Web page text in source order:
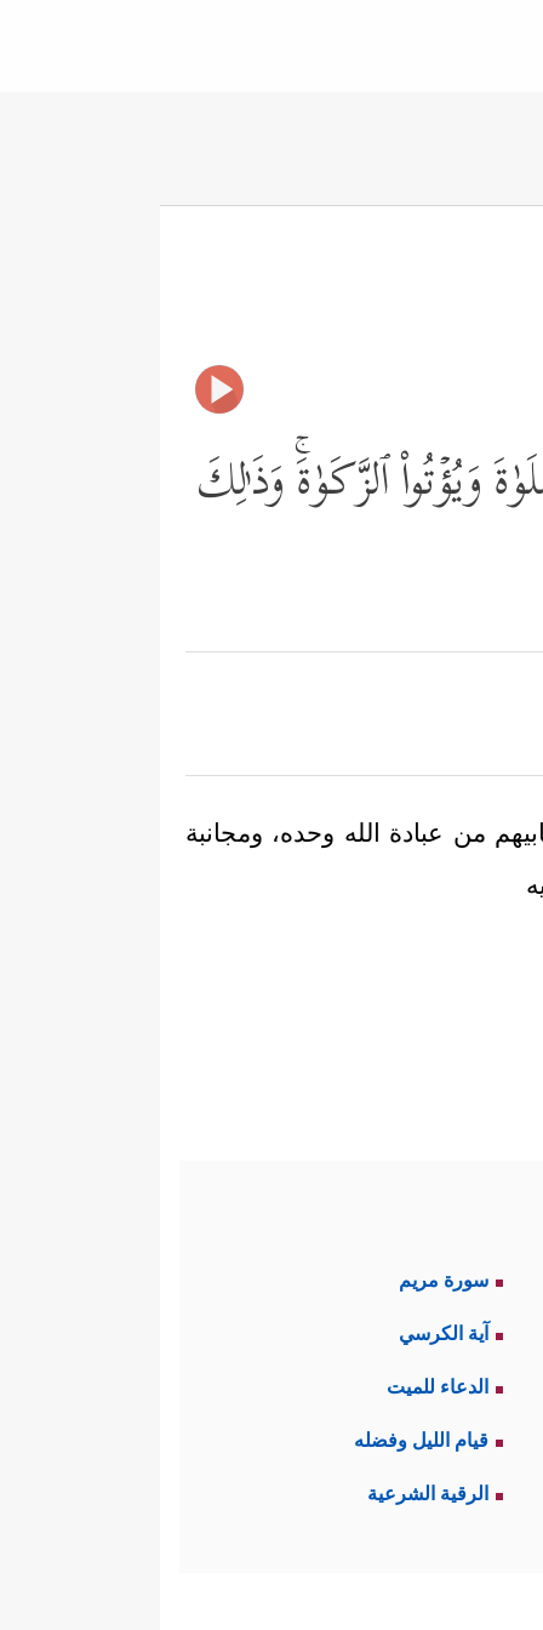
وَیُؤۡتُواْ ٱلزَّكَوٰةَۚ وَذَ ٰ⁠لِكَ
من عبادة الله وحده، ومجانبة
سورة مريم
آية الكرسي
الدعاء للميت
قيام الليل وفضله
الرقية الشرعية